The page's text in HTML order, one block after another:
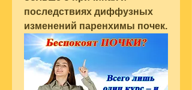
последствиях диффузных
изменений паренхимы почек.